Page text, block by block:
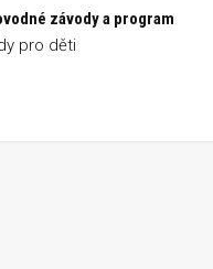
závody a program
pro děti
kros Pruské-Vršatec